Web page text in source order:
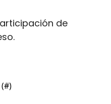
(#)